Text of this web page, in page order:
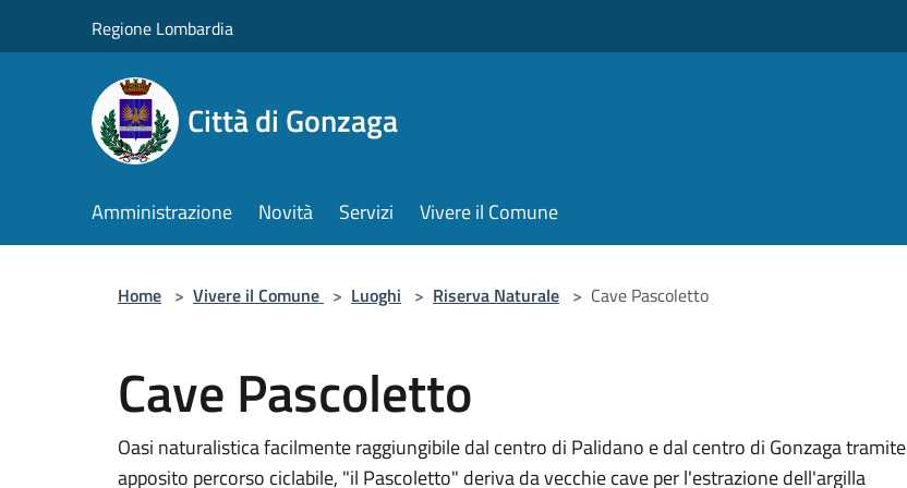
Regione Lombardia
Città di Gonzaga
Amministrazione Novità Servizi Vivere il Comune
Home > Vivere il Comune > Luoghi > Riserva Naturale > Cave Pascoletto
Cave Pascoletto
Oasi naturalistica facilmente raggiungibile dal centro di Palidano e dal centro di Gonzaga tramite
apposito percorso ciclabile, "il Pascoletto" deriva da vecchie cave per l'estrazione dell'argilla